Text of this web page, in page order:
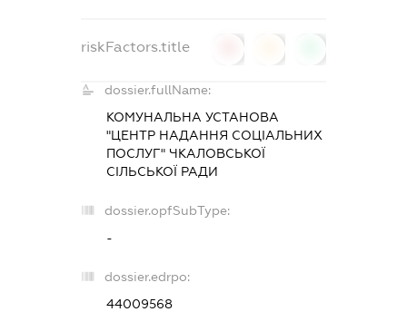
riskFactors.title
dossier.fullName:
КОМУНАЛЬНА УСТАНОВА
"ЦЕНТР НАДАННЯ СОЦІАЛЬНИХ
ПОСЛУГ" ЧКАЛОВСЬКОЇ
СІЛЬСЬКОЇ РАДИ
dossier.opfSubType:
-
dossier.edrpo:
44009568